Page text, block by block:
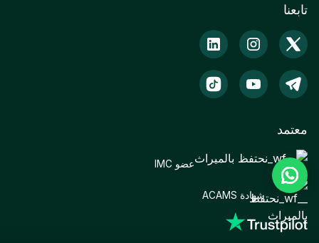
تابعنا
معتمد
عضو IMC
شهادة ACAMS